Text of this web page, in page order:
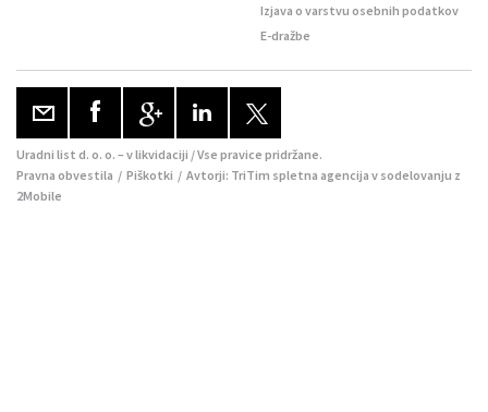
Izjava o varstvu osebnih podatkov
E-dražbe
Uradni list d. o. o. – v likvidaciji / Vse pravice pridržane.
Pravna obvestila / Piškotki / Avtorji: TriTim spletna agencija v sodelovanju z
2Mobile